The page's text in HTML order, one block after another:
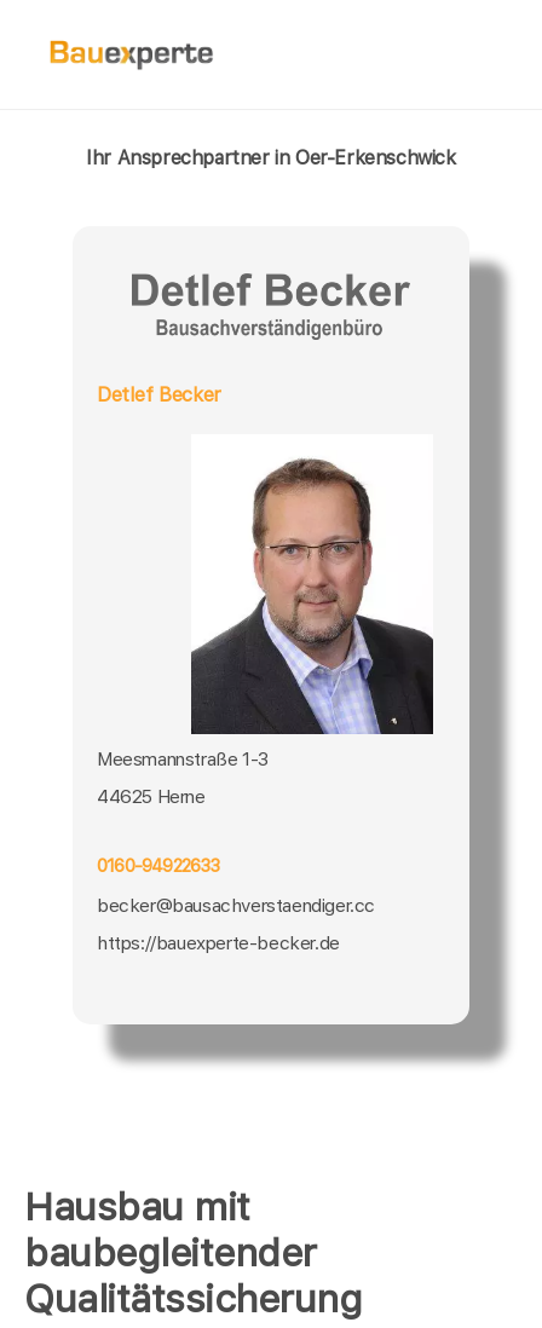
Hausbau mit
baubegleitender
Qualitätssicherung
Ihr Ansprechpartner in Oer-Erkenschwick
Detlef Becker
Meesmannstraße 1-3
44625 Herne
0160-94922633
becker@bausachverstaendiger.cc
https://bauexperte-becker.de